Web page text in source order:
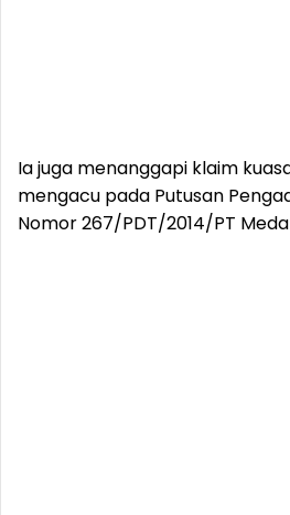
Ia juga menanggapi klaim
mengacu pada Putusan
Nomor 267/PDT/2014/PT